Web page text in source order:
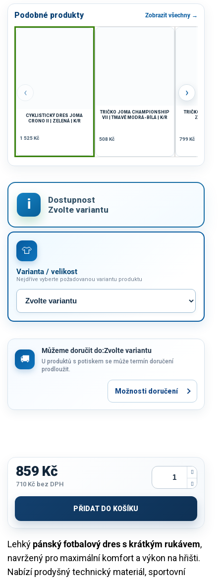
Podobné produkty Zobrazit všechny →
‹
CYKLISTICKÝ DRES JOMA
CRONO II | ZELENÁ | K/R
1 525 Kč
TRIČKO JOMA CHAMPIONSHIP
VII | TMAVĚ MODRÁ-BÍLÁ | K/R
508 Kč
TRIČKO JOMA
ZELENÁ-
799 Kč
›
Varianta / velikost
Nejdříve vyberte požadovanou variantu produktu
Můžeme doručit do:Zvolte variantu
U produktů s potiskem se může termín doručení
prodloužit.
Možnosti doručení
Lehký pánský fotbalový dres s krátkým rukávem,
navržený pro maximální komfort a výkon na hřišti.
Nabízí prodyšný technický materiál, sportovní
859 Kč
710 Kč bez DPH
cena:
PŘIDAT DO KOŠÍKU